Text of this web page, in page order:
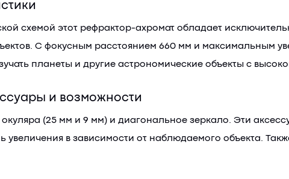
схемой этот рефрактор-ахромат обладает
С фокусным расстоянием 660 мм и максимальным
планеты и другие астрономические объекты с
и возможности
окуляра (25 мм и 9 мм) и диагональное зеркало. Эти
увеличения в зависимости от наблюдаемого объекта.